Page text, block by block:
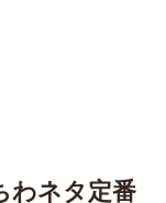
わネタ定番